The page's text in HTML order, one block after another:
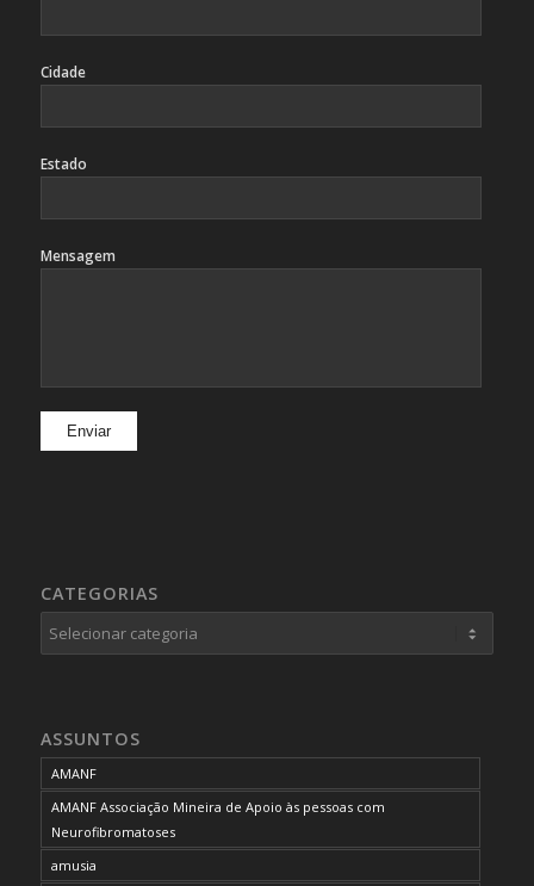
Cidade
Estado
Mensagem
CATEGORIAS
Categorias
ASSUNTOS
AMANF
AMANF Associação Mineira de Apoio às pessoas com
Neurofibromatoses
amusia